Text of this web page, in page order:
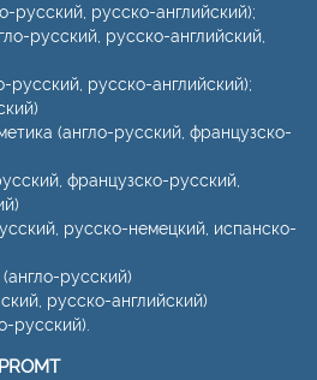
русский, русско-английский);
русский, русско-английский,
русский, русско-английский);
(англо-русский, французско-
французско-русский,
русско-немецкий, испанско-
русский)
русско-английский)
русский).